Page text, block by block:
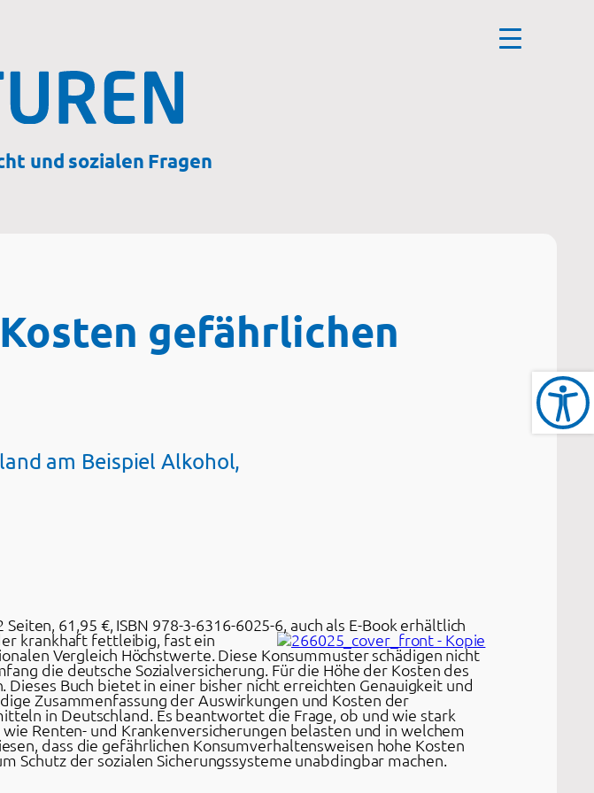
und sozialen Fragen
gefährlichen
am Beispiel Alkohol,
61,95 €, ISBN 978-3-6316-6025-6, auch als E-Book erhältlich
krankhaft fettleibig, fast ein
Vergleich Höchstwerte. Diese Konsummuster schädigen nicht
die deutsche Sozialversicherung. Für die Höhe der Kosten des
Buch bietet in einer bisher nicht erreichten Genauigkeit und
Zusammenfassung der Auswirkungen und Kosten der
in Deutschland. Es beantwortet die Frage, ob und wie stark
Renten- und Krankenversicherungen belasten und in welchem
dass die gefährlichen Konsumverhaltensweisen hohe Kosten
Schutz der sozialen Sicherungssysteme unabdingbar machen.